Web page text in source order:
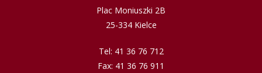
Plac Moniuszki 2B
25-334 Kielce
Tel: 41 36 76 712
Fax: 41 36 76 911